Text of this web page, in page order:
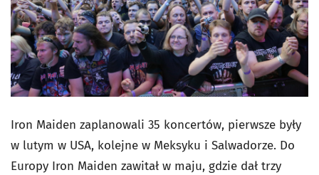
Iron Maiden zaplanowali 35 koncertów, pierwsze były
w lutym w USA, kolejne w Meksyku i Salwadorze. Do
Europy Iron Maiden zawitał w maju, gdzie dał trzy